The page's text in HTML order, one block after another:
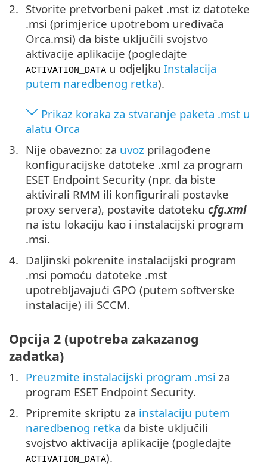
Stvorite pretvorbeni paket .mst iz datoteke
.msi (primjerice upotrebom uređivača
Orca.msi) da biste uključili svojstvo
aktivacije aplikacije (pogledajte
ACTIVATION_DATA u odjeljku Instalacija
putem naredbenog retka).
Prikaz koraka za stvaranje paketa .mst u
alatu Orca
Nije obavezno: za uvoz prilagođene
konfiguracijske datoteke .xml za program
ESET Endpoint Security (npr. da biste
aktivirali RMM ili konfigurirali postavke
proxy servera), postavite datoteku cfg.xml
na istu lokaciju kao i instalacijski program
.msi.
Daljinski pokrenite instalacijski program
.msi pomoću datoteke .mst
upotrebljavajući GPO (putem softverske
instalacije) ili SCCM.
Opcija 2 (upotreba zakazanog
zadatka)
Preuzmite instalacijski program .msi za
program ESET Endpoint Security.
Pripremite skriptu za instalaciju putem
naredbenog retka da biste uključili
svojstvo aktivacija aplikacije (pogledajte
ACTIVATION_DATA).